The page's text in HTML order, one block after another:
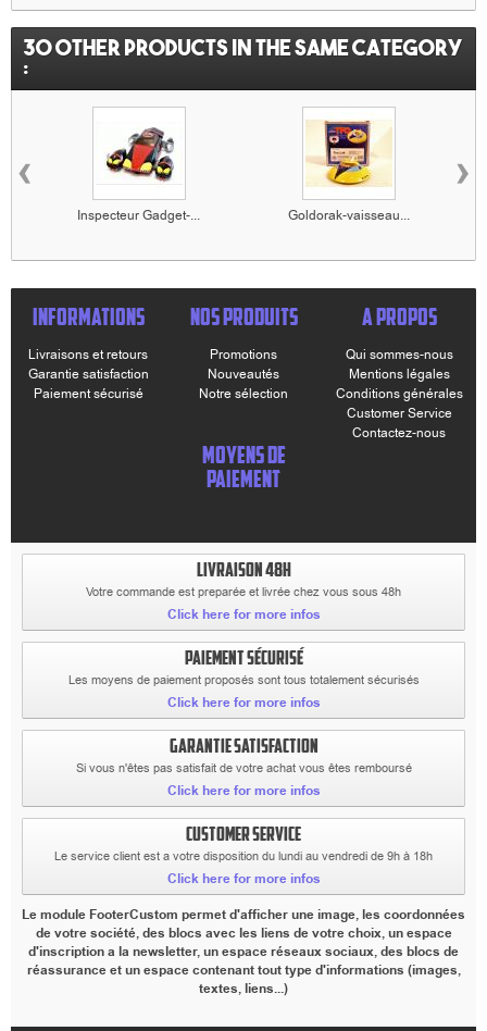
30 other products in the same category
:
Inspecteur Gadget-... Goldorak-vaisseau...
‹ ›
INFORMATIONS
Livraisons et retours
Garantie satisfaction
Paiement sécurisé
NOS PRODUITS
Promotions
Nouveautés
Notre sélection
A PROPOS
Qui sommes-nous
Mentions légales
Conditions générales
Customer Service
Contactez-nous
MOYENS DE
PAIEMENT
LIVRAISON 48H
Votre commande est preparée et livrée chez vous sous 48h
Click here for more infos
PAIEMENT SÉCURISÉ
Les moyens de paiement proposés sont tous totalement sécurisés
Click here for more infos
GARANTIE SATISFACTION
Si vous n'êtes pas satisfait de votre achat vous êtes remboursé
Click here for more infos
CUSTOMER SERVICE
Le service client est a votre disposition du lundi au vendredi de 9h à 18h
Click here for more infos
Le module FooterCustom permet d'afficher une image, les coordonnées
de votre société, des blocs avec les liens de votre choix, un espace
d'inscription a la newsletter, un espace réseaux sociaux, des blocs de
réassurance et un espace contenant tout type d'informations (images,
textes, liens...)